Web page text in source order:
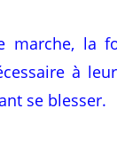
la
à
se blesser.